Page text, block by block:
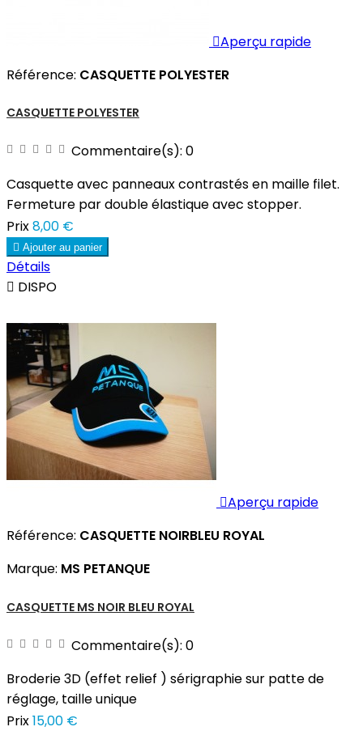
Aperçu rapide
Référence: CASQUETTE POLYESTER
CASQUETTE POLYESTER
Commentaire(s): 0
Casquette avec panneaux contrastés en maille filet.
Fermeture par double élastique avec stopper.
Prix8,00 €
 Ajouter au panier
Détails
 DISPO
Aperçu rapide
Référence: CASQUETTE NOIRBLEU ROYAL
Marque: MS PETANQUE
CASQUETTE MS NOIR BLEU ROYAL
Commentaire(s): 0
Broderie 3D (effet relief ) sérigraphie sur patte de
réglage, taille unique
Prix15,00 €